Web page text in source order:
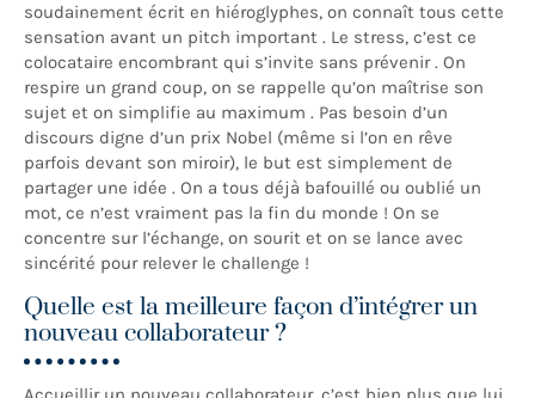
soudainement écrit en hiéroglyphes, on connaît tous cette
sensation avant un pitch important . Le stress, c’est ce
colocataire encombrant qui s’invite sans prévenir . On
respire un grand coup, on se rappelle qu’on maîtrise son
sujet et on simplifie au maximum . Pas besoin d’un
discours digne d’un prix Nobel (même si l’on en rêve
parfois devant son miroir), le but est simplement de
partager une idée . On a tous déjà bafouillé ou oublié un
mot, ce n’est vraiment pas la fin du monde ! On se
concentre sur l’échange, on sourit et on se lance avec
sincérité pour relever le challenge !
Quelle est la meilleure façon d’intégrer un
nouveau collaborateur ?